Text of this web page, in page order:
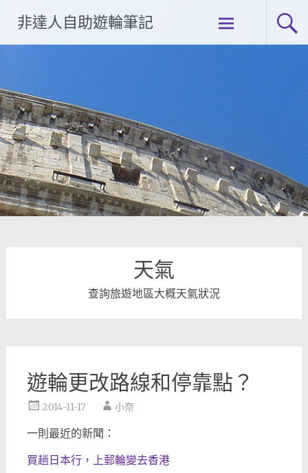
content
非達人自助遊輪筆記
天氣
查詢旅遊地區大概天氣狀況
遊輪更改路線和停靠點？
2014-11-17 小奈
一則最近的新聞：
買趟日本行，上郵輪變去香港